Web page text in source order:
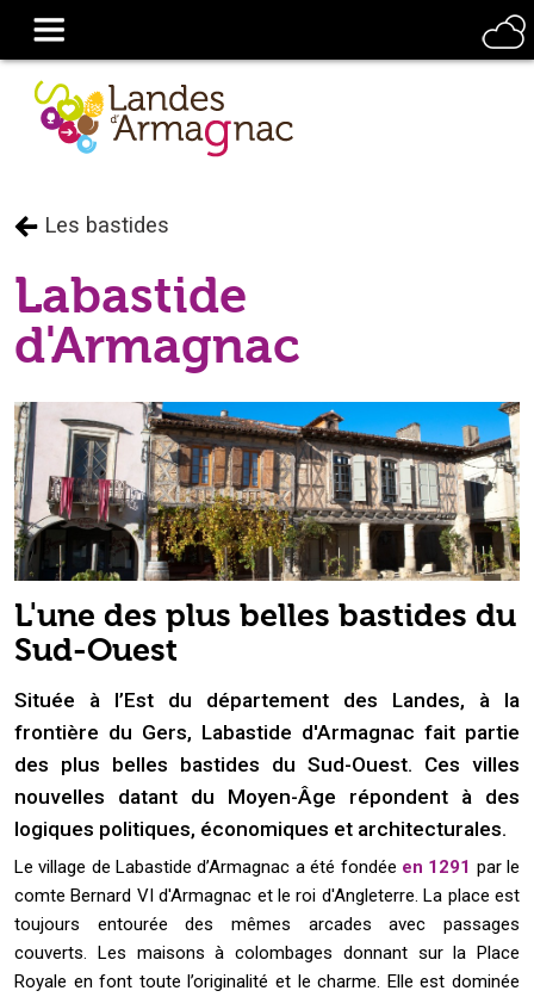
Les bastides
Labastide
d'Armagnac
L'une des plus belles bastides du
Sud-Ouest
Située à l’Est du département des Landes, à la
frontière du Gers, Labastide d'Armagnac fait partie
des plus belles bastides du Sud-Ouest. Ces villes
nouvelles datant du Moyen-Âge répondent à des
logiques politiques, économiques et architecturales.
Le village de Labastide d’Armagnac a été fondée en 1291 par le
comte Bernard VI d'Armagnac et le roi d'Angleterre. La place est
toujours entourée des mêmes arcades avec passages
couverts. Les maisons à colombages donnant sur la Place
Royale en font toute l’originalité et le charme. Elle est dominée